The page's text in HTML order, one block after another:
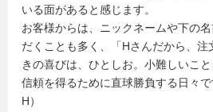
いる面があると感じます。
お客様からは、ニックネームや下の
だくことも多く、「Hさんだから、注
きの喜びは、ひとしお。小難しいこ
信頼を得るために直球勝負する日々
H）